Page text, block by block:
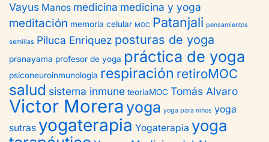
Vayus Manos medicina medicina y yoga
meditación memoria celular MOC Patanjali pensamientos
semillas Piluca Enriquez posturas de yoga
pranayama profesor de yoga práctica de yoga
psiconeuroinmunología respiración retiroMOC
salud sistema inmune teoriaMOC Tomás Alvaro
Victor Morerayoga yoga para niños yoga
sutras yogaterapia Yogaterapia yoga